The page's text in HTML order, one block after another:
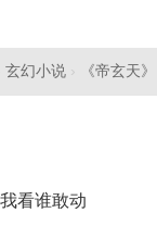
玄幻小说 › 《帝玄天》
看谁敢动